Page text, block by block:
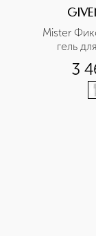
Mister
гель
3